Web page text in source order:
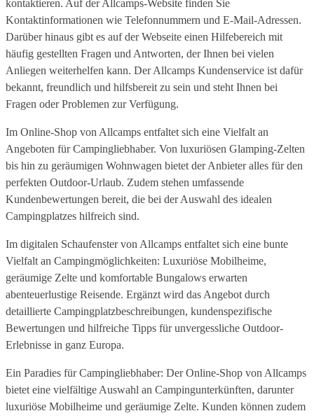
kontaktieren. Auf der Allcamps-Website finden Sie
Kontaktinformationen wie Telefonnummern und E-Mail-Adressen.
Darüber hinaus gibt es auf der Webseite einen Hilfebereich mit
häufig gestellten Fragen und Antworten, der Ihnen bei vielen
Anliegen weiterhelfen kann. Der Allcamps Kundenservice ist dafür
bekannt, freundlich und hilfsbereit zu sein und steht Ihnen bei
Fragen oder Problemen zur Verfügung.
Im Online-Shop von Allcamps entfaltet sich eine Vielfalt an
Angeboten für Campingliebhaber. Von luxuriösen Glamping-Zelten
bis hin zu geräumigen Wohnwagen bietet der Anbieter alles für den
perfekten Outdoor-Urlaub. Zudem stehen umfassende
Kundenbewertungen bereit, die bei der Auswahl des idealen
Campingplatzes hilfreich sind.
Im digitalen Schaufenster von Allcamps entfaltet sich eine bunte
Vielfalt an Campingmöglichkeiten: Luxuriöse Mobilheime,
geräumige Zelte und komfortable Bungalows erwarten
abenteuerlustige Reisende. Ergänzt wird das Angebot durch
detaillierte Campingplatzbeschreibungen, kundenspezifische
Bewertungen und hilfreiche Tipps für unvergessliche Outdoor-
Erlebnisse in ganz Europa.
Ein Paradies für Campingliebhaber: Der Online-Shop von Allcamps
bietet eine vielfältige Auswahl an Campingunterkünften, darunter
luxuriöse Mobilheime und geräumige Zelte. Kunden können zudem